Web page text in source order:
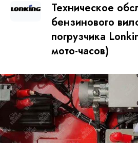
Техническое
бензинового
погрузчика
мото-часов)